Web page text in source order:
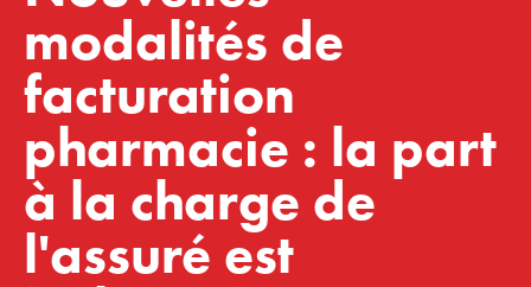
modalités de
facturation
pharmacie : la part
à la charge de
l'assuré est